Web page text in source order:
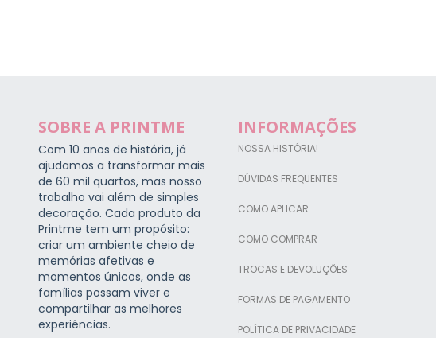
SOBRE A PRINTME
Com 10 anos de história, já
ajudamos a transformar mais
de 60 mil quartos, mas nosso
trabalho vai além de simples
decoração. Cada produto da
Printme tem um propósito:
criar um ambiente cheio de
memórias afetivas e
momentos únicos, onde as
famílias possam viver e
compartilhar as melhores
experiências.
INFORMAÇÕES
NOSSA HISTÓRIA!
DÚVIDAS FREQUENTES
COMO APLICAR
COMO COMPRAR
TROCAS E DEVOLUÇÕES
FORMAS DE PAGAMENTO
POLÍTICA DE PRIVACIDADE